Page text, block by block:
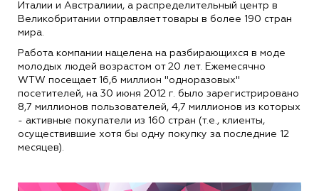
Италии и Австралиии, а распределительный центр в
Великобритании отправляет товары в более 190 стран
мира.
Работа компании нацелена на разбирающихся в моде
молодых людей возрастом от 20 лет. Ежемесячно
WTW посещает 16,6 миллион "одноразовых"
посетителей, на 30 июня 2012 г. было зарегистрировано
8,7 миллионов пользователей, 4,7 миллионов из которых
- активные покупатели из 160 стран (т.е., клиенты,
осуществившие хотя бы одну покупку за последние 12
месяцев).